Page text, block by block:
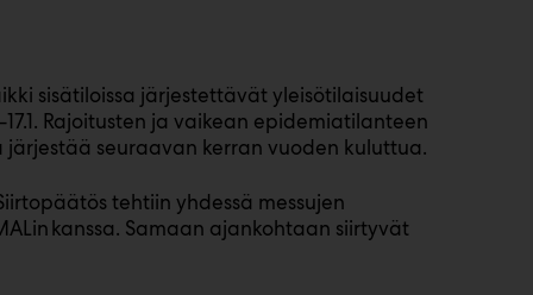
sisätiloissa järjestettävät yleisötilaisuudet
Rajoitusten ja vaikean epidemiatilanteen
seuraavan kerran vuoden kuluttua.
tehtiin yhdessä messujen
kanssa. Samaan ajankohtaan siirtyvät